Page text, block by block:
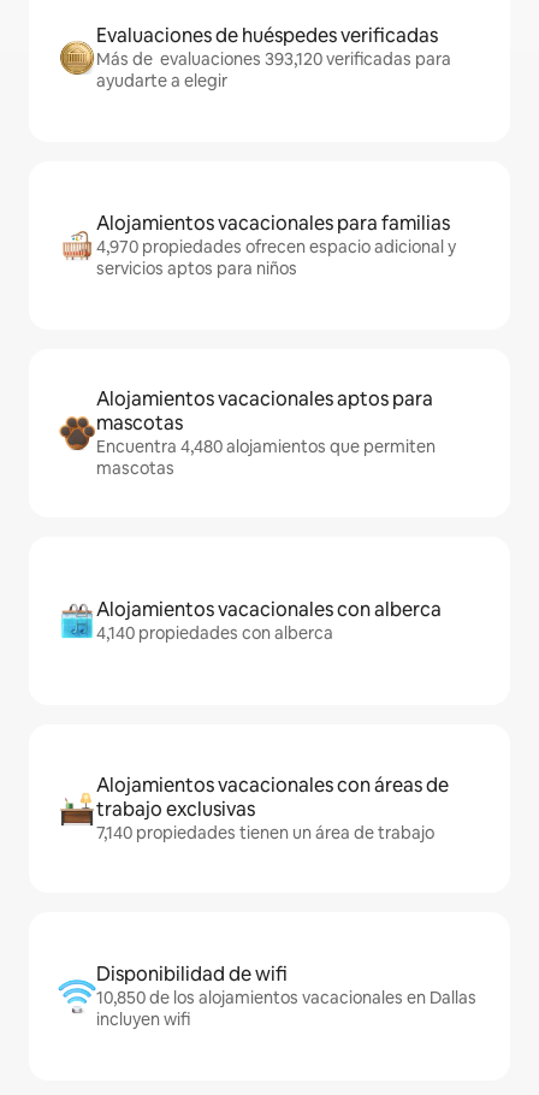
Evaluaciones de huéspedes verificadas
Más de evaluaciones 393,120 verificadas para
ayudarte a elegir
Alojamientos vacacionales para familias
4,970 propiedades ofrecen espacio adicional y
servicios aptos para niños
Alojamientos vacacionales aptos para
mascotas
Encuentra 4,480 alojamientos que permiten
mascotas
Alojamientos vacacionales con alberca
4,140 propiedades con alberca
Alojamientos vacacionales con áreas de
trabajo exclusivas
7,140 propiedades tienen un área de trabajo
Disponibilidad de wifi
10,850 de los alojamientos vacacionales en Dallas
incluyen wifi